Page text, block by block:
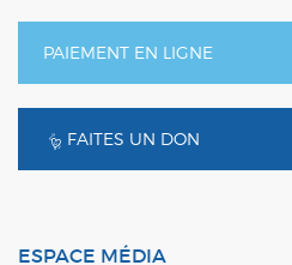
PAIEMENT EN LIGNE
FAITES UN DON
ESPACE MÉDIA